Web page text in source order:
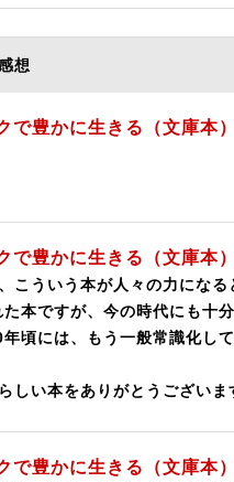
想
で豊かに生きる（文庫本
で豊かに生きる（文庫本
こういう本が人々の力になる
本ですが、今の時代にも十
頃には、もう一般常識化し
しい本をありがとうございま
で豊かに生きる（文庫本